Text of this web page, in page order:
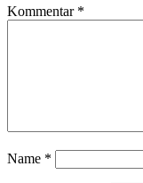
Kommentar *
Name *